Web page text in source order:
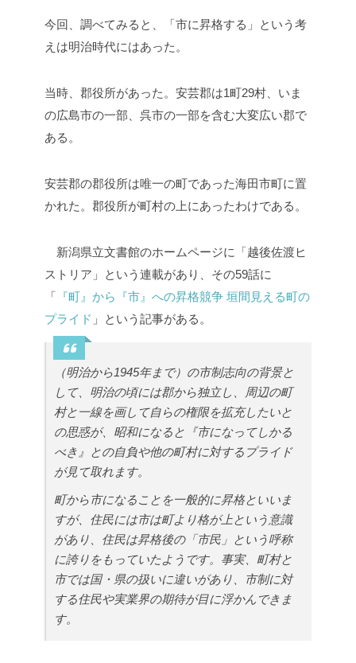
今回、調べてみると、「市に昇格する」という考
えは明治時代にはあった。
当時、郡役所があった。安芸郡は1町29村、いま
の広島市の一部、呉市の一部を含む大変広い郡で
ある。
安芸郡の郡役所は唯一の町であった海田市町に置
かれた。郡役所が町村の上にあったわけである。
新潟県立文書館のホームページに「越後佐渡ヒ
ストリア」という連載があり、その59話に
「 『町』から『市』への昇格競争 垣間見える町の
プライド 」という記事がある。
（明治から1945年まで）の市制志向の背景と
して、明治の頃には郡から独立し、周辺の町
村と一線を画して自らの権限を拡充したいと
の思惑が、昭和になると『市になってしかる
べき』との自負や他の町村に対するプライド
が見て取れます。
町から市になることを一般的に昇格といいま
すが、住民には市は町より格が上という意識
があり、住民は昇格後の「市民」という呼称
に誇りをもっていたようです。事実、町村と
市では国・県の扱いに違いがあり、市制に対
する住民や実業界の期待が目に浮かんできま
す。